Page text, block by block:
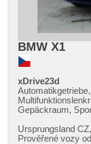
BMW X1
xDrive23d
Gepäckraum,
zatmavená zadní
bezklíčové
Ursprungsland
Prověřené vozy